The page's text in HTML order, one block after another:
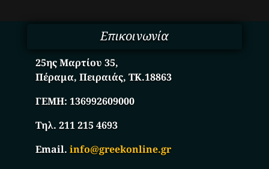
Επικοινωνία
25ης Μαρτίου 35,
Πέραμα, Πειραιάς, ΤΚ.18863
ΓΕΜΗ:136992609000
Τηλ. 211 215 4693
Email.info@greekonline.gr